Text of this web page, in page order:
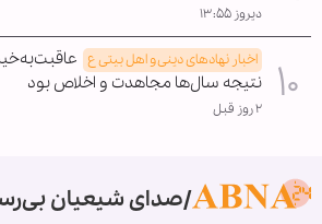
دیروز ۱۳:۵۵
اخبار نهادهای دینی و اهل بیتی ع
نتیجه سال‌ها مجاهدت و اخلاص بود
۲ روز قبل
صدای شیعیان